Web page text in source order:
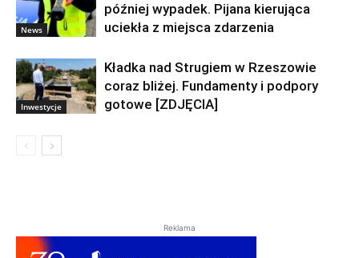
News
później wypadek. Pijana kierująca
uciekła z miejsca zdarzenia
Inwestycje
Kładka nad Strugiem w Rzeszowie
coraz bliżej. Fundamenty i podpory
gotowe [ZDJĘCIA]
Reklama